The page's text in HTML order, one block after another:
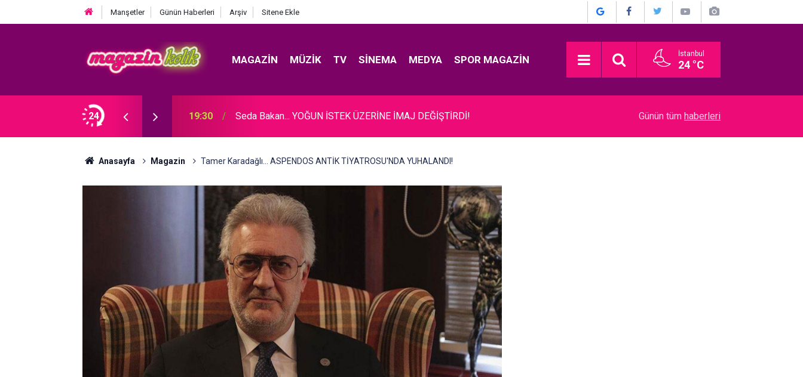
Manşetler Günün Haberleri Arşiv Sitene Ekle
MAGAZIN MÜZIK TV SINEMA MEDYA SPOR MAGAZIN İstanbul
24 °C
24
ALMANYA ÇEKİMLERİNDEN İLK
19:30 Seda Bakan... YOĞUN İSTEK ÜZERİNE İMAJ DEĞİŞTİRDİ! Tarık Pabuççuoğlu… AMELİYAT OLDU!
Günün tüm haberleri
Anasayfa Magazin Tamer Karadağlı... ASPENDOS ANTİK TİYATROSU'NDA YUHALANDI!